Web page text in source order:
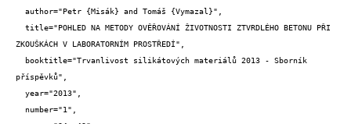
ZKOUŠKÁCH V LABORATORNÍM PROSTŘEDÍ",
příspěvků",